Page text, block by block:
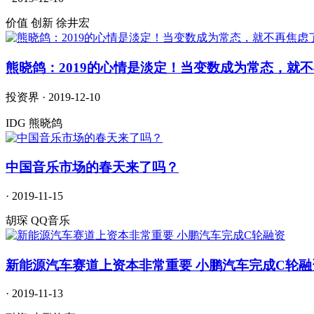
价值 创新 徐井宏
熊晓鸽：2019的心情是淡定！当变数成为常态，就
投资界 · 2019-12-10
IDG 熊晓鸽
中国音乐市场的春天来了吗？
· 2019-11-15
胡琛 QQ音乐
新能源汽车赛道上资本非常重要 小鹏汽车完成C轮
· 2019-11-13